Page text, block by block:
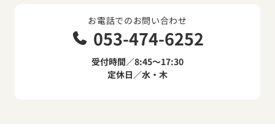
お電話でのお問い合わせ
053-474-6252
受付時間／8:45～17:30
定休日／水・木